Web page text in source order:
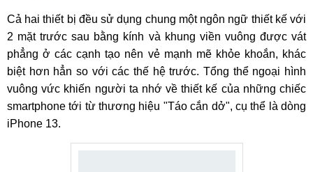
Cả hai thiết bị đều sử dụng chung một ngôn ngữ thiết kế với
2 mặt trước sau bằng kính và khung viền vuông được vát
phẳng ở các cạnh tạo nên vẻ mạnh mẽ khỏe khoắn, khác
biệt hơn hẳn so với các thế hệ trước. Tổng thể ngoại hình
vuông vức khiến người ta nhớ về thiết kế của những chiếc
smartphone tới từ thương hiệu "Táo cắn dở", cụ thể là dòng
iPhone 13.